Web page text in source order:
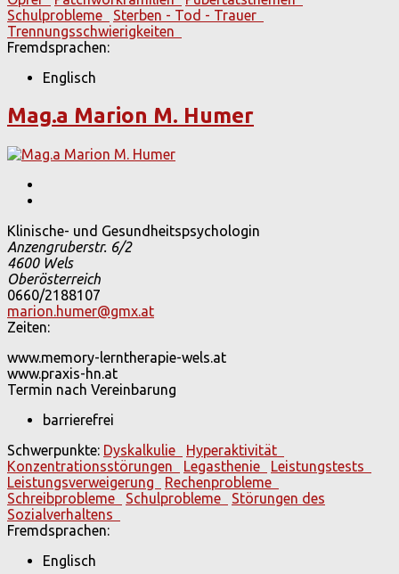
Schulprobleme
Sterben - Tod - Trauer
Trennungsschwierigkeiten
Fremdsprachen:
Englisch
Mag.a Marion M. Humer
Klinische- und Gesundheitspsychologin
Anzengruberstr. 6/2
4600Wels
Oberösterreich
0660/2188107
marion.humer@gmx.at
Zeiten:
www.memory-lerntherapie-wels.at
www.praxis-hn.at
Termin nach Vereinbarung
barrierefrei
Schwerpunkte: Dyskalkulie
Hyperaktivität
Konzentrationsstörungen
Legasthenie
Leistungstests
Leistungsverweigerung
Rechenprobleme
Schreibprobleme
Schulprobleme
Störungen des
Sozialverhaltens
Fremdsprachen:
Englisch